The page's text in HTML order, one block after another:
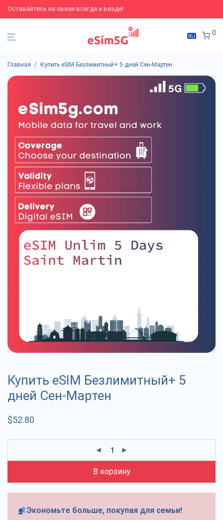
Оставайтесь на связи всегда и везде!
0
Главная / Купить eSIM Безлимитный+ 5 дней Сен-Мартен
Купить eSIM Безлимитный+ 5
дней Сен-Мартен
$52.80
В корзину
Экономьте больше, покупая для семьи!